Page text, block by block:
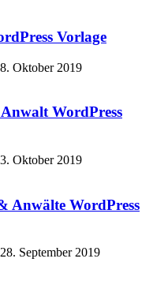
Vorlage
8. Oktober 2019
WordPress
3. Oktober 2019
Anwälte WordPress
28. September 2019